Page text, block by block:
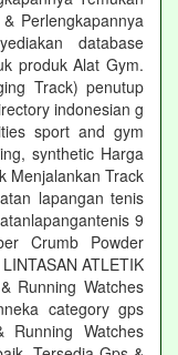
Perlengkapannya
database
produk Alat Gym.
Track) penutup
indonesian g
sport and gym
synthetic Harga
Menjalankan Track
lapangan tenis
9
Crumb Powder
ATLETIK
Running Watches
category gps
Watches